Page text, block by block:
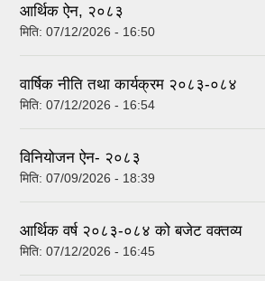
आर्थिक ऐन, २०८३
मिति: 07/12/2026 - 16:50
वार्षिक नीति तथा कार्यक्रम २०८३-०८४
मिति: 07/12/2026 - 16:54
विनियोजन ऐन- २०८३
मिति: 07/09/2026 - 18:39
आर्थिक वर्ष २०८३-०८४ को बजेट वक्तव्य
मिति: 07/12/2026 - 16:45